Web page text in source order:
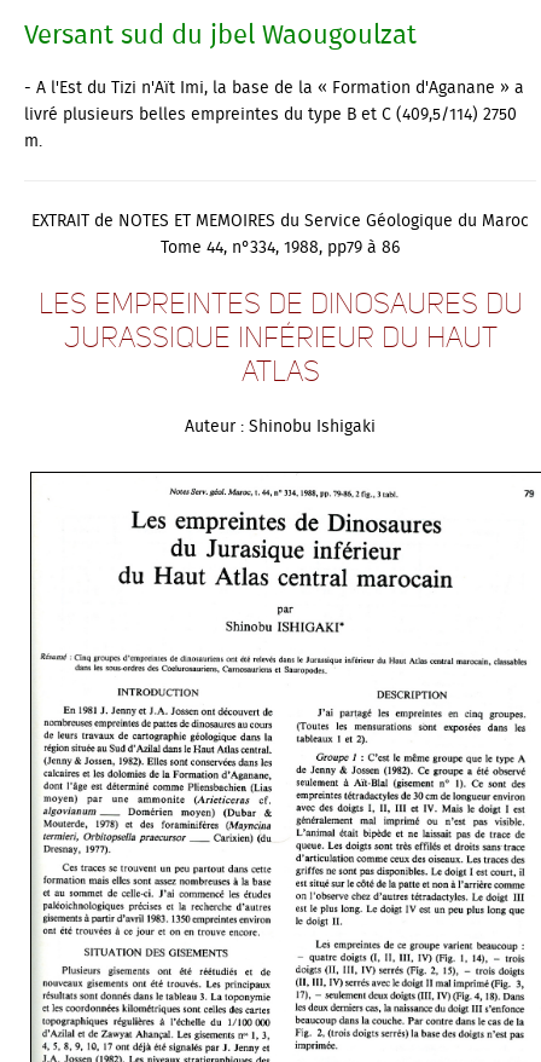
Versant sud du jbel Waougoulzat
- A l'Est du Tizi n'Aït Imi, la base de la « Formation d'Aganane » a
livré plusieurs belles empreintes du type B et C (409,5/114) 2750
m.
EXTRAIT de NOTES ET MEMOIRES du Service Géologique du Maroc
Tome 44, n°334, 1988, pp79 à 86
Les empreintes de Dinosaures du
Jurassique inférieur du Haut
Atlas
Auteur : Shinobu Ishigaki